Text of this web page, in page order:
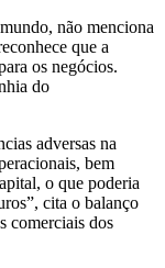
não menciona
que a
os negócios.
do
adversas na
bem
o que poderia
cita o balanço
comerciais dos